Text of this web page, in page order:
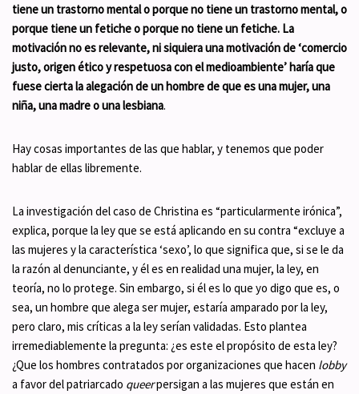
tiene un trastorno mental o porque no tiene un trastorno mental, o
porque tiene un fetiche o porque no tiene un fetiche. La
motivación no es relevante, ni siquiera una motivación de ‘comercio
justo, origen ético y respetuosa con el medioambiente’ haría que
fuese cierta la alegación de un hombre de que es una mujer, una
niña, una madre o una lesbiana.
Hay cosas importantes de las que hablar, y tenemos que poder
hablar de ellas libremente.
La investigación del caso de Christina es “particularmente irónica”,
explica, porque la ley que se está aplicando en su contra “excluye a
las mujeres y la característica ‘sexo’, lo que significa que, si se le da
la razón al denunciante, y él es en realidad una mujer, la ley, en
teoría, no lo protege. Sin embargo, si él es lo que yo digo que es, o
sea, un hombre que alega ser mujer, estaría amparado por la ley,
pero claro, mis críticas a la ley serían validadas. Esto plantea
irremediablemente la pregunta: ¿es este el propósito de esta ley?
¿Que los hombres contratados por organizaciones que hacen lobby
a favor del patriarcado queerpersigan a las mujeres que están en